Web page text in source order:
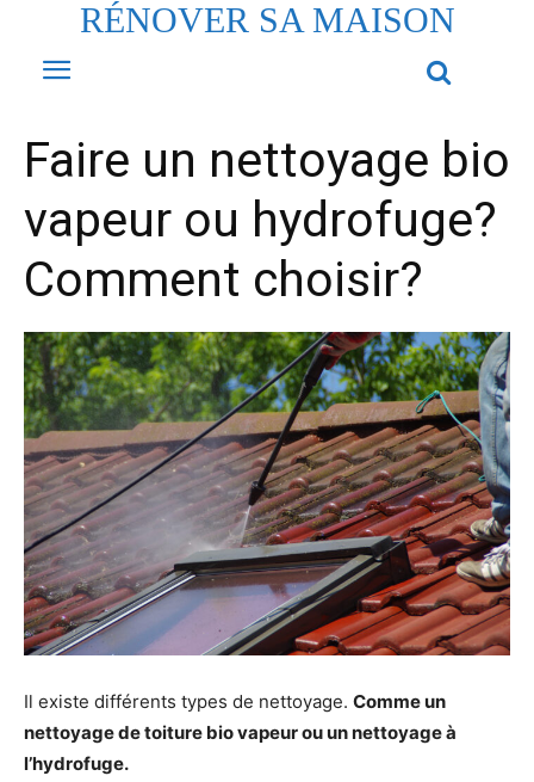
RÉNOVER SA MAISON
Faire un nettoyage bio
vapeur ou hydrofuge?
Comment choisir?
Il existe différents types de nettoyage. Comme un
nettoyage de toiture bio vapeur ou un nettoyage à
l’hydrofuge.